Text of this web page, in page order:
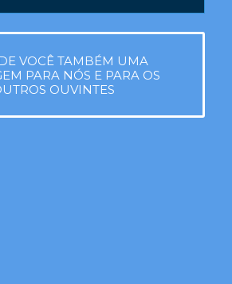
VOCÊ TAMBÉM UMA
PARA NÓS E PARA OS
OUVINTES